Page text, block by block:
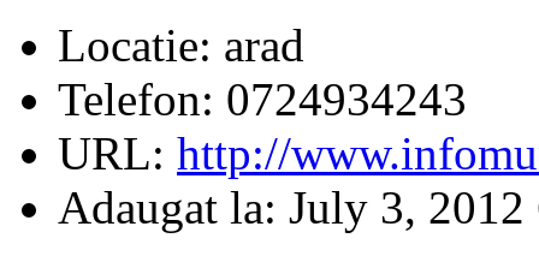
Locatie: arad
Telefon: 0724934243
URL: http://
Adaugat la: July 3, 2012